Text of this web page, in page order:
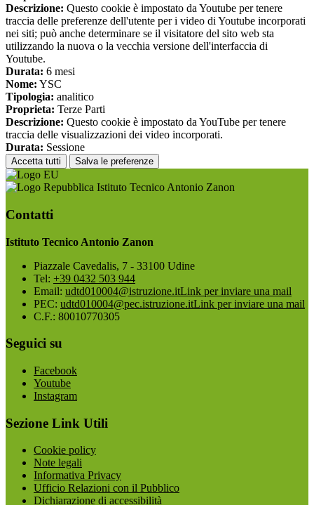
Descrizione: Questo cookie è impostato da Youtube per tenere
traccia delle preferenze dell'utente per i video di Youtube incorporati
nei siti; può anche determinare se il visitatore del sito web sta
utilizzando la nuova o la vecchia versione dell'interfaccia di
Youtube.
Durata: 6 mesi
Nome: YSC
Tipologia: analitico
Proprieta: Terze Parti
Descrizione: Questo cookie è impostato da YouTube per tenere
traccia delle visualizzazioni dei video incorporati.
Durata: Sessione
Accetta tutti Salva le preferenze
Istituto Tecnico Antonio Zanon
Contatti
Istituto Tecnico Antonio Zanon
Piazzale Cavedalis, 7 - 33100 Udine
Tel: +39 0432 503 944
Email: udtd010004@istruzione.itLink per inviare una mail
PEC: udtd010004@pec.istruzione.itLink per inviare una mail
C.F.: 80010770305
Seguici su
Facebook
Youtube
Instagram
Sezione Link Utili
Cookie policy
Note legali
Informativa Privacy
Ufficio Relazioni con il Pubblico
Dichiarazione di accessibilità